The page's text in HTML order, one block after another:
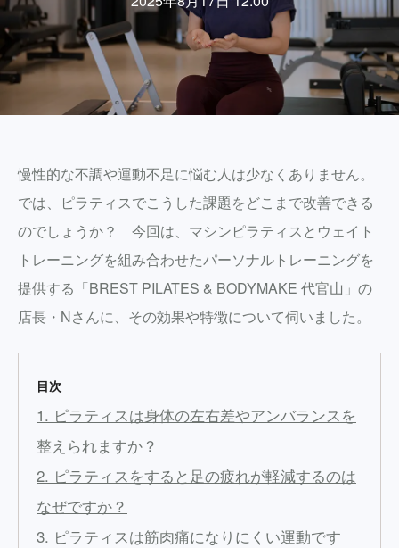
慢性的な不調や運動不足に悩む人は少なくありません。
では、ピラティスでこうした課題をどこまで改善できる
のでしょうか？ 今回は、マシンピラティスとウェイト
トレーニングを組み合わせたパーソナルトレーニングを
提供する「BREST PILATES & BODYMAKE 代官山」の
店長・Nさんに、その効果や特徴について伺いました。
目次
1. ピラティスは身体の左右差やアンバランスを
整えられますか？
2. ピラティスをすると足の疲れが軽減するのは
なぜですか？
3. ピラティスは筋肉痛になりにくい運動です